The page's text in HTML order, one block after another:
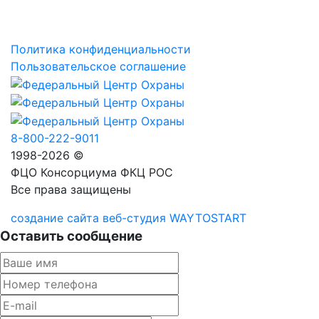
Политика конфиденциальности
Пользовательское соглашение
8-800-222-9011
1998-2026 ©
ФЦО Консорциума ФКЦ РОС
Все права защищены
создание сайта веб-студия WAYTOSTART
Оставить сообщение